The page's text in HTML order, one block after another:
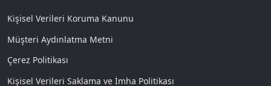
Kişisel Verileri Koruma Kanunu
Müşteri Aydınlatma Metni
Çerez Politikası
Kişisel Verileri Saklama ve İmha Politikası